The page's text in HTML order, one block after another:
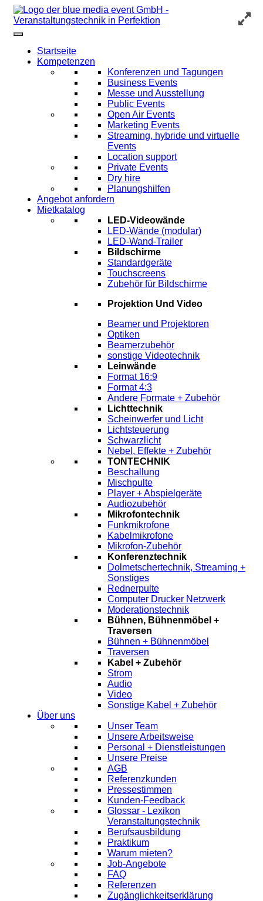
Startseite
Kompetenzen
Konferenzen und Tagungen
Business Events
Messe und Ausstellung
Public Events
Open Air Events
Marketing Events
Streaming, hybride und virtuelle
Events
Location support
Private Events
Dry hire
Planungshilfen
Angebot anfordern
Mietkatalog
LED-Videowände
LED-Wände (modular)
LED-Wand-Trailer
Bildschirme
Standardgeräte
Touchscreens
Zubehör für Bildschirme
Projektion Und Video
Beamer und Projektoren
Optiken
Beamerzubehör
sonstige Videotechnik
Leinwände
Format 16:9
Format 4:3
Andere Formate + Zubehör
Lichttechnik
Scheinwerfer und Licht
Lichtsteuerung
Schwarzlicht
Nebel, Effekte + Zubehör
TONTECHNIK
Beschallung
Mischpulte
Player + Abspielgeräte
Audiozubehör
Mikrofontechnik
Funkmikrofone
Kabelmikrofone
Mikrofon-Zubehör
Konferenztechnik
Dolmetschertechnik, Streaming +
Sonstiges
Rednerpulte
Computer Drucker Netzwerk
Moderationstechnik
Bühnen, Bühnenmöbel +
Traversen
Bühnen + Bühnenmöbel
Traversen
Kabel + Zubehör
Strom
Audio
Video
Sonstige Kabel + Zubehör
Über uns
Unser Team
Unsere Arbeitsweise
Personal + Dienstleistungen
Unsere Preise
AGB
Referenzkunden
Pressestimmen
Kunden-Feedback
Glossar - Lexikon
Veranstaltungstechnik
Berufsausbildung
Praktikum
Warum mieten?
Job-Angebote
FAQ
Referenzen
Zugänglichkeitserklärung